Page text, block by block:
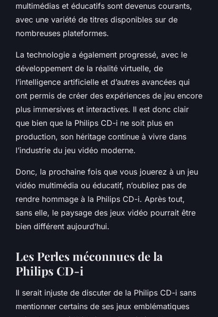
multimédias et éducatifs sont devenus courants,
avec une variété de titres disponibles sur de
nombreuses plateformes.
La technologie a également progressé, avec le
développement de la réalité virtuelle, de
l’intelligence artificielle et d’autres avancées qui
ont permis de créer des expériences de jeu encore
plus immersives et interactives. Il est donc clair
que bien que la Philips CD-i ne soit plus en
production, son héritage continue à vivre dans
l’industrie du jeu vidéo moderne.
Donc, la prochaine fois que vous jouerez à un jeu
vidéo multimédia ou éducatif, n’oubliez pas de
rendre hommage à la Philips CD-i. Après tout,
sans elle, le paysage des jeux vidéo pourrait être
bien différent aujourd’hui.
Les Perles méconnues de la
Philips CD-i
Il serait injuste de discuter de la Philips CD-i sans
mentionner certains de ses jeux emblématiques